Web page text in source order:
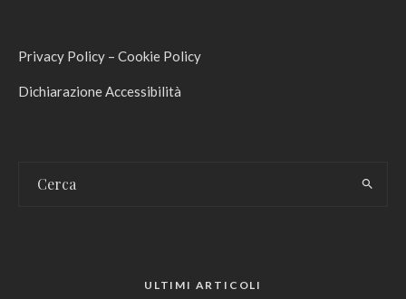
Privacy Policy – Cookie Policy
Dichiarazione Accessibilità
ULTIMI ARTICOLI